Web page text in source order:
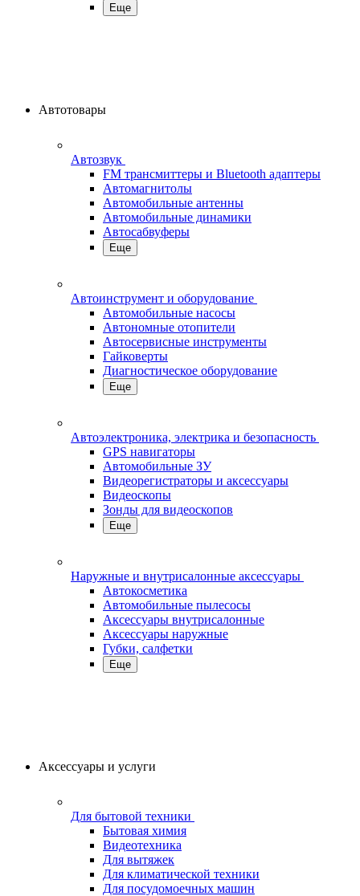
Еще
Автотовары
Автозвук
FM трансмиттеры и Bluetooth адаптеры
Автомагнитолы
Автомобильные антенны
Автомобильные динамики
Автосабвуферы
Еще
Автоинструмент и оборудование
Автомобильные насосы
Автономные отопители
Автосервисные инструменты
Гайковерты
Диагностическое оборудование
Еще
Автоэлектроника, электрика и безопасность
GPS навигаторы
Автомобильные ЗУ
Видеорегистраторы и аксессуары
Видеоскопы
Зонды для видеоскопов
Еще
Наружные и внутрисалонные аксессуары
Автокосметика
Автомобильные пылесосы
Аксесcуары внутрисалонные
Аксессуары наружные
Губки, салфетки
Еще
Аксессуары и услуги
Для бытовой техники
Бытовая химия
Видеотехника
Для вытяжек
Для климатической техники
Для посудомоечных машин